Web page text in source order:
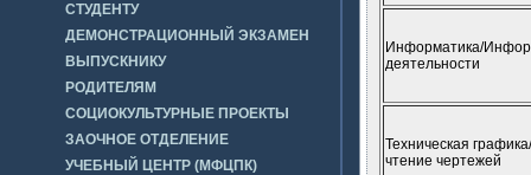
СТУДЕНТУ
ДЕМОНСТРАЦИОННЫЙ ЭКЗАМЕН
ВЫПУСКНИКУ
РОДИТЕЛЯМ
СОЦИОКУЛЬТУРНЫЕ ПРОЕКТЫ
ЗАОЧНОЕ ОТДЕЛЕНИЕ
УЧЕБНЫЙ ЦЕНТР (МФЦПК)
Информатика/
деятельности
Техническая
чтение чертежей